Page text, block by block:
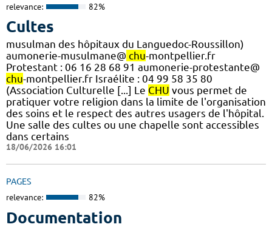
relevance: 82%
Cultes
musulman des hôpitaux du Languedoc-Roussillon)
aumonerie-musulmane@ chu-montpellier.fr
Protestant : 06 16 28 68 91 aumonerie-protestante@
chu-montpellier.fr Israélite : 04 99 58 35 80
(Association Culturelle [...] Le CHU vous permet de
pratiquer votre religion dans la limite de l'organisation
des soins et le respect des autres usagers de l'hôpital.
Une salle des cultes ou une chapelle sont accessibles
dans certains
18/06/2026 16:01
PAGES
relevance: 82%
Documentation